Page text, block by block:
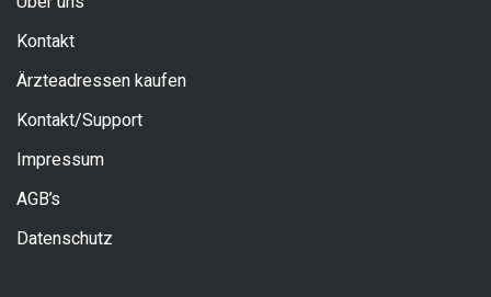
Kontakt
Ärzteadressen kaufen
Kontakt/Support
Impressum
AGB’s
Datenschutz